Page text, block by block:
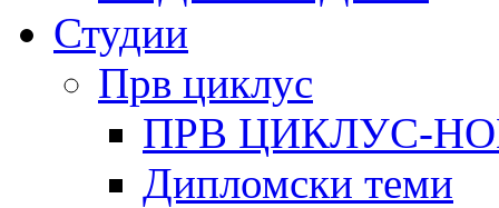
Студии
Прв циклус
ПРВ ЦИКЛУС-
Дипломски теми